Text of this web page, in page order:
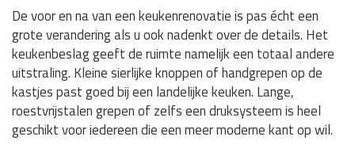
De voor en na van een keukenrenovatie is pas écht een
grote verandering als u ook nadenkt over de details. Het
keukenbeslag geeft de ruimte namelijk een totaal andere
uitstraling. Kleine sierlijke knoppen of handgrepen op de
kastjes past goed bij een landelijke keuken. Lange,
roestvrijstalen grepen of zelfs een druksysteem is heel
geschikt voor iedereen die een meer moderne kant op wil.